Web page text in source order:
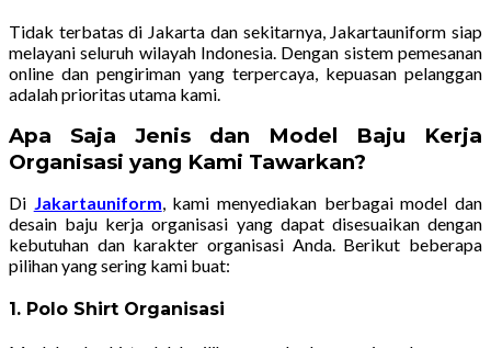
Tidak terbatas di Jakarta dan sekitarnya, Jakartauniform siap
melayani seluruh wilayah Indonesia. Dengan sistem pemesanan
online dan pengiriman yang terpercaya, kepuasan pelanggan
adalah prioritas utama kami.
Apa Saja Jenis dan Model Baju Kerja
Organisasi yang Kami Tawarkan?
Di Jakartauniform , kami menyediakan berbagai model dan
desain baju kerja organisasi yang dapat disesuaikan dengan
kebutuhan dan karakter organisasi Anda. Berikut beberapa
pilihan yang sering kami buat:
1. Polo Shirt Organisasi